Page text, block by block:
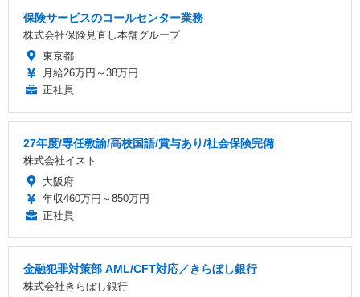
保険サービスのコールセンター業務
株式会社保険見直し本舗グループ
東京都
月給26万円～38万円
正社員
27年度/専任教諭/高校国語/賞与あり/社会保険完備
株式会社イスト
大阪府
年収460万円～850万円
正社員
金融犯罪対策部 AML/CFT対応／きらぼし銀行
株式会社きらぼし銀行